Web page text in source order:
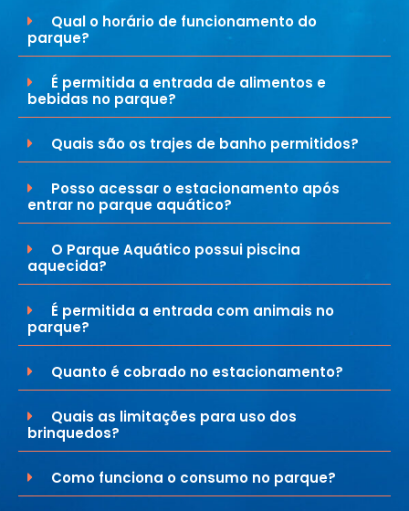
Qual o horário de funcionamento do
parque?
É permitida a entrada de alimentos e
bebidas no parque?
Quais são os trajes de banho permitidos?
Posso acessar o estacionamento após
entrar no parque aquático?
O Parque Aquático possui piscina
aquecida?
É permitida a entrada com animais no
parque?
Quanto é cobrado no estacionamento?
Quais as limitações para uso dos
brinquedos?
Como funciona o consumo no parque?